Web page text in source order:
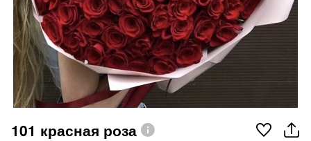
101 красная роза